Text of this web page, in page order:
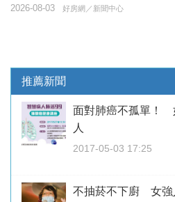
好房網／新聞中心
2026-08-03
推薦新聞
面對肺癌不孤單！
人
2017-05-03 17:25
不抽菸不下廚 女強